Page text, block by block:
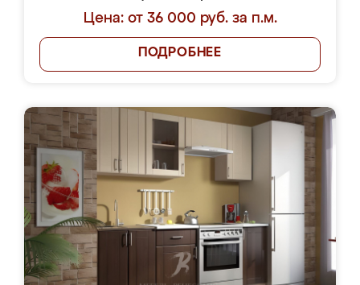
Цена: от 36 000 руб. за п.м.
ПОДРОБНЕЕ